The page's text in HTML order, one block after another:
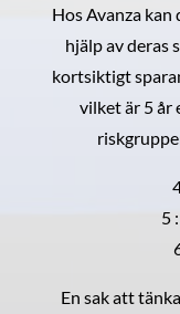
Hos Avanza
hjälp av deras
kortsiktigt
vilket är 5 år
5
En sak att